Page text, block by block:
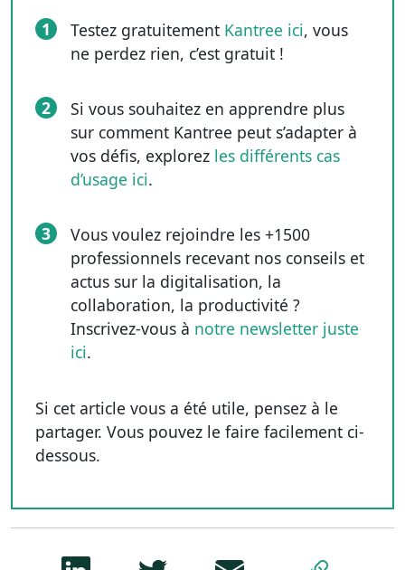
1
Testez gratuitement Kantree ici, vous
ne perdez rien, c’est gratuit !
2
Si vous souhaitez en apprendre plus
sur comment Kantree peut s’adapter à
vos défis, explorez les différents cas
d’usage ici.
3
Vous voulez rejoindre les +1500
professionnels recevant nos conseils et
actus sur la digitalisation, la
collaboration, la productivité ?
Inscrivez-vous à notre newsletter juste
ici.
Si cet article vous a été utile, pensez à le
partager. Vous pouvez le faire facilement ci-
dessous.